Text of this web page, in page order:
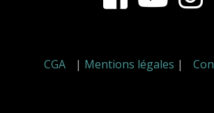
CGA | Mentions légales |